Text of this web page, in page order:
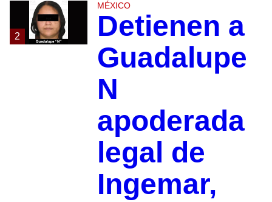
2
MÉXICO
Detienen a
Guadalupe
N
apoderada
legal de
Ingemar,